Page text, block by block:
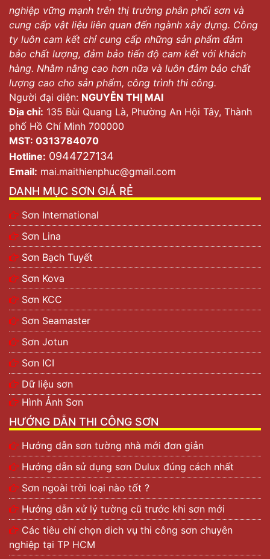
nghiệp vững mạnh trên thị trường phân phối sơn và
cung cấp vật liệu liên quan đến ngành xây dựng. Công
ty luôn cam kết chỉ cung cấp những sản phẩm đảm
bảo chất lượng, đảm bảo tiến độ cam kết với khách
hàng. Nhằm nâng cao hơn nữa và luôn đảm bảo chất
lượng cao cho sản phẩm, công trình thi công.
Người đại diện: NGUYỄN THỊ MAI
Địa chỉ: 135 Bùi Quang Là, Phường An Hội Tây, Thành
phố Hồ Chí Minh 700000
MST: 0313784070
Hotline: 0944727134
Email: mai.maithienphuc@gmail.com
DANH MỤC SƠN GIÁ RẺ
Sơn International
Sơn Lina
Sơn Bạch Tuyết
Sơn Kova
Sơn KCC
Sơn Seamaster
Sơn Jotun
Sơn ICI
Dữ liệu sơn
Hình Ảnh Sơn
HƯỚNG DẪN THI CÔNG SƠN
Hướng dẫn sơn tường nhà mới đơn giản
Hướng dẫn sử dụng sơn Dulux đúng cách nhất
Sơn ngoài trời loại nào tốt ?
Hướng dẫn xử lý tường cũ trước khi sơn mới
Các tiêu chí chọn dich vụ thi công sơn chuyên
nghiệp tại TP HCM